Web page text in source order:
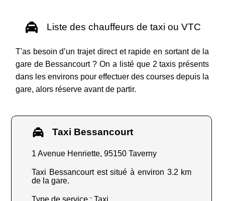
Liste des chauffeurs de taxi ou VTC
T'as besoin d’un trajet direct et rapide en sortant de la
gare de Bessancourt ? On a listé que 2 taxis présents
dans les environs pour effectuer des courses depuis la
gare, alors réserve avant de partir.
Taxi Bessancourt
1 Avenue Henriette, 95150 Taverny
Taxi Bessancourt est situé à environ 3.2 km
de la gare.